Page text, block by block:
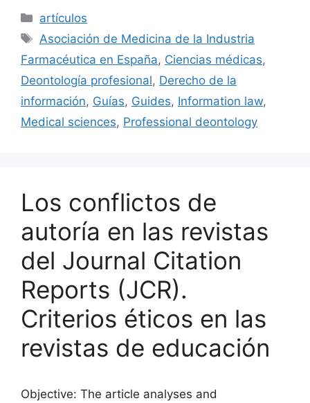
c
e
b
o
o
k
ai
l
s
k
y
e
dI
n
p
ar
tir
Categorías
artículos
Etiquetas
Asociación de Medicina de la Industria
Farmacéutica en España, Ciencias médicas,
Deontología profesional, Derecho de la
información, Guías, Guides, Information law,
Medical sciences, Professional deontology
Los conflictos de
autoría en las revistas
del Journal Citation
Reports (JCR).
Criterios éticos en las
revistas de educación
Objective: The article analyses and